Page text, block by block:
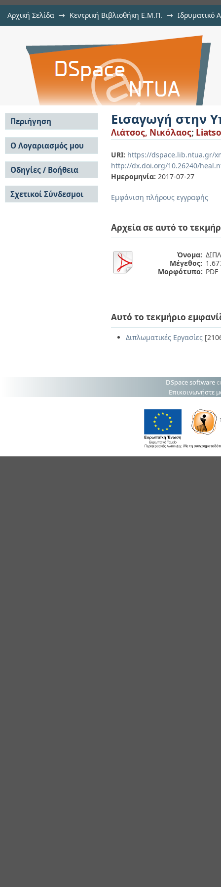
Αρχική Σελίδα → Κεντρική Βιβλιοθήκη Ε.Μ.Π. → Ιδρυματικό
Εισαγωγή στην Υπερσυμμετρία
Εισαγωγή στην
Λιάτσος, Νικόλαος;
URI: https://dspace.lib.ntua.gr/
http://dx.doi.org/10.26240/
Ημερομηνία: 2017-07-27
Εμφάνιση πλήρους εγγραφής
Αρχεία σε αυτό το
Όνομα:
Μέγεθος:
Μορφότυπο: PDF
Αυτό το τεκμήριο
Διπλωματικές Εργασίες
Περιήγηση
Σε όλο το DSpace
Κοινότητες & Συλλογές
Ανά Ημερομηνία
Έκδοσης
Συγγραφείς
Τίτλοι
Θέματα
Ο Λογαριασμός μου
Σύνδεση
Εγγραφή
Οδηγίες / Βοήθεια
Οδηγίες Υποβολής
Οδηγίες Χρήσης ΙΑ
Συχνές Ερωτήσεις
Σχετικοί Σύνδεσμοι
DSpace software
Επικοινωνήστε